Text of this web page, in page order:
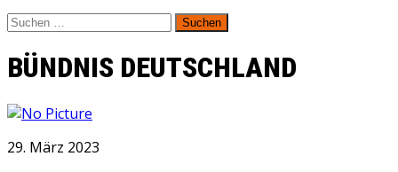
Suchen
nach:
BÜNDNIS DEUTSCHLAND
29. März 2023